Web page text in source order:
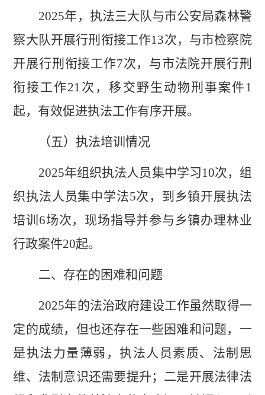
2025年，执法三大队与市公安局森林警
察大队开展行刑衔接工作13次，与市检察院
开展行刑衔接工作7次，与市法院开展行刑
衔接工作21次，移交野生动物刑事案件 1
起，有效促进执法工作有序开展。
（五）执法培训情况
2025年组织执法人员集中学习10次， 组
织执法人员集中学法5次 ， 到乡镇开展执法
培训 6场次，现场指导并参与乡镇办理林业
行政案件20起。
二、存在的困难和问题
2025年的法治政府建设工作虽然取得一
定的成绩，但也还存在一些困难和问题， 一
是执法力量薄弱，执法人员素质、 法制思
维、法制意识还需要提升；二是开展法律法